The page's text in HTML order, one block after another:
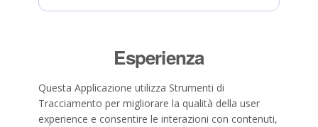
trattati:
Esperienza
Questa Applicazione utilizza Strumenti di
Tracciamento per migliorare la qualità della user
experience e consentire le interazioni con contenuti,